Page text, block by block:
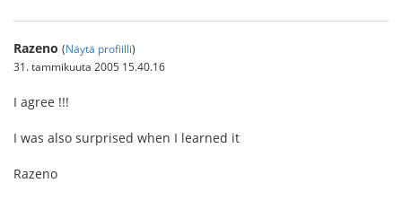
Razeno (Näytä profiilli)
31. tammikuuta 2005 15.40.16
I agree !!!
I was also surprised when I learned it
Razeno